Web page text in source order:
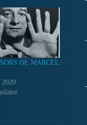
DE MARCEL
2020